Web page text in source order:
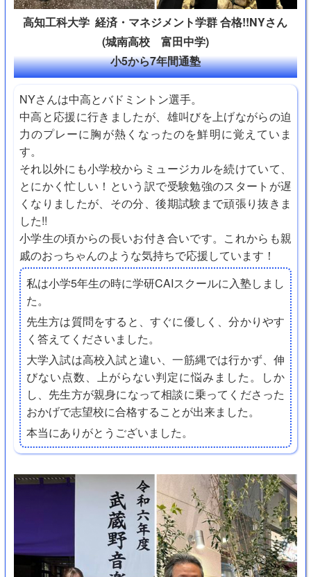
高知工科大学 経済・マネジメント学群 合格!!NYさん
(城南高校 富田中学)
小5から7年間通塾
NYさんは中高とバドミントン選手。
中高と応援に行きましたが、雄叫びを上げながらの迫
力のプレーに胸が熱くなったのを鮮明に覚えていま
す。
それ以外にも小学校からミュージカルを続けていて、
とにかく忙しい！という訳で受験勉強のスタートが遅
くなりましたが、その分、後期試験まで頑張り抜きま
した!!
小学生の頃からの長いお付き合いです。これからも親
戚のおっちゃんのような気持ちで応援しています！
私は小学5年生の時に学研CAIスクールに入塾しまし
た。
先生方は質問をすると、すぐに優しく、分かりやす
く答えてくださいました。
大学入試は高校入試と違い、一筋縄では行かず、伸
びない点数、上がらない判定に悩みました。しか
し、先生方が親身になって相談に乗ってくださった
おかげで志望校に合格することが出来ました。
本当にありがとうございました。